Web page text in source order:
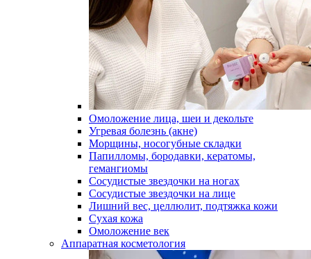
Омоложение лица, шеи и декольте
Угревая болезнь (акне)
Морщины, носогубные складки
Папилломы, бородавки, кератомы,
гемангиомы
Сосудистые звездочки на ногах
Сосудистые звездочки на лице
Лишний вес, целлюлит, подтяжка кожи
Сухая кожа
Омоложение век
Аппаратная косметология